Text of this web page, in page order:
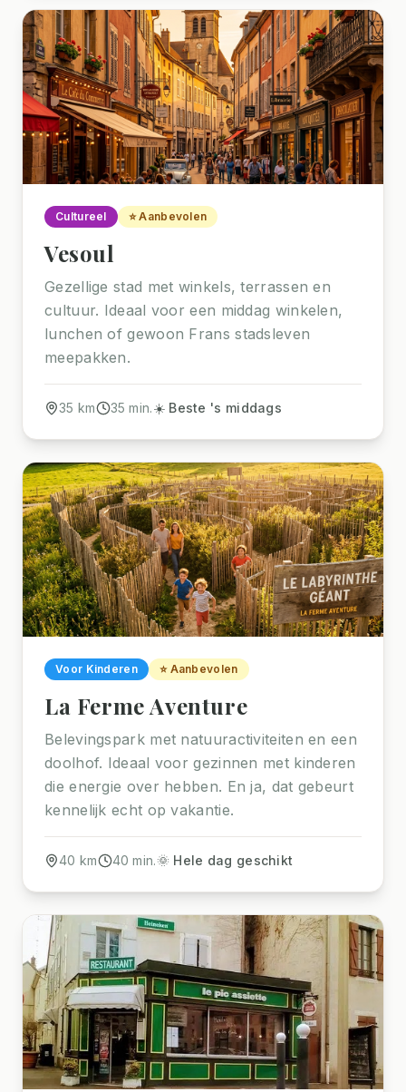
Cultureel ⭐ Aanbevolen
Vesoul
Gezellige stad met winkels, terrassen en
cultuur. Ideaal voor een middag winkelen,
lunchen of gewoon Frans stadsleven
meepakken.
35 km 35 min.☀️ Beste 's middags
Voor Kinderen ⭐ Aanbevolen
La Ferme Aventure
Belevingspark met natuuractiviteiten en een
doolhof. Ideaal voor gezinnen met kinderen
die energie over hebben. En ja, dat gebeurt
kennelijk echt op vakantie.
40 km 40 min.🌞 Hele dag geschikt